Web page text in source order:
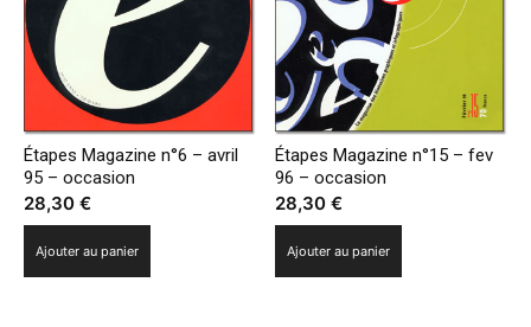
Étapes Magazine n°6 – avril
95 – occasion
28,30 €
Ajouter au panier
Étapes Magazine n°15 – fev
96 – occasion
28,30€
Ajouter au panier